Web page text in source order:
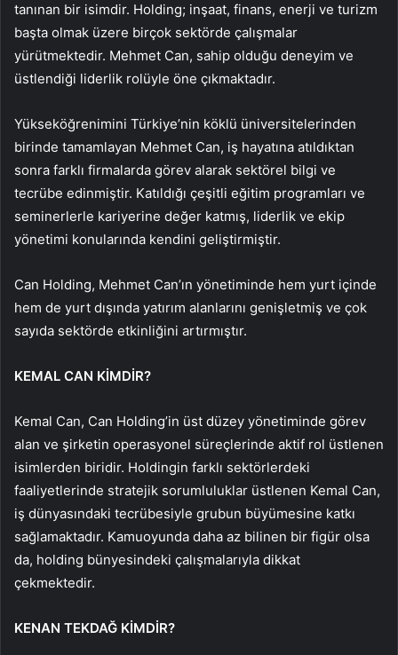
tanınan bir isimdir. Holding; inşaat, finans, enerji ve turizm
başta olmak üzere birçok sektörde çalışmalar
yürütmektedir. Mehmet Can, sahip olduğu deneyim ve
üstlendiği liderlik rolüyle öne çıkmaktadır.
Yükseköğrenimini Türkiye’nin köklü üniversitelerinden
birinde tamamlayan Mehmet Can, iş hayatına atıldıktan
sonra farklı firmalarda görev alarak sektörel bilgi ve
tecrübe edinmiştir. Katıldığı çeşitli eğitim programları ve
seminerlerle kariyerine değer katmış, liderlik ve ekip
yönetimi konularında kendini geliştirmiştir.
Can Holding, Mehmet Can’ın yönetiminde hem yurt içinde
hem de yurt dışında yatırım alanlarını genişletmiş ve çok
sayıda sektörde etkinliğini artırmıştır.
KEMAL CAN KİMDİR?
Kemal Can, Can Holding’in üst düzey yönetiminde görev
alan ve şirketin operasyonel süreçlerinde aktif rol üstlenen
isimlerden biridir. Holdingin farklı sektörlerdeki
faaliyetlerinde stratejik sorumluluklar üstlenen Kemal Can,
iş dünyasındaki tecrübesiyle grubun büyümesine katkı
sağlamaktadır. Kamuoyunda daha az bilinen bir figür olsa
da, holding bünyesindeki çalışmalarıyla dikkat
çekmektedir.
KENAN TEKDAĞ KİMDİR?